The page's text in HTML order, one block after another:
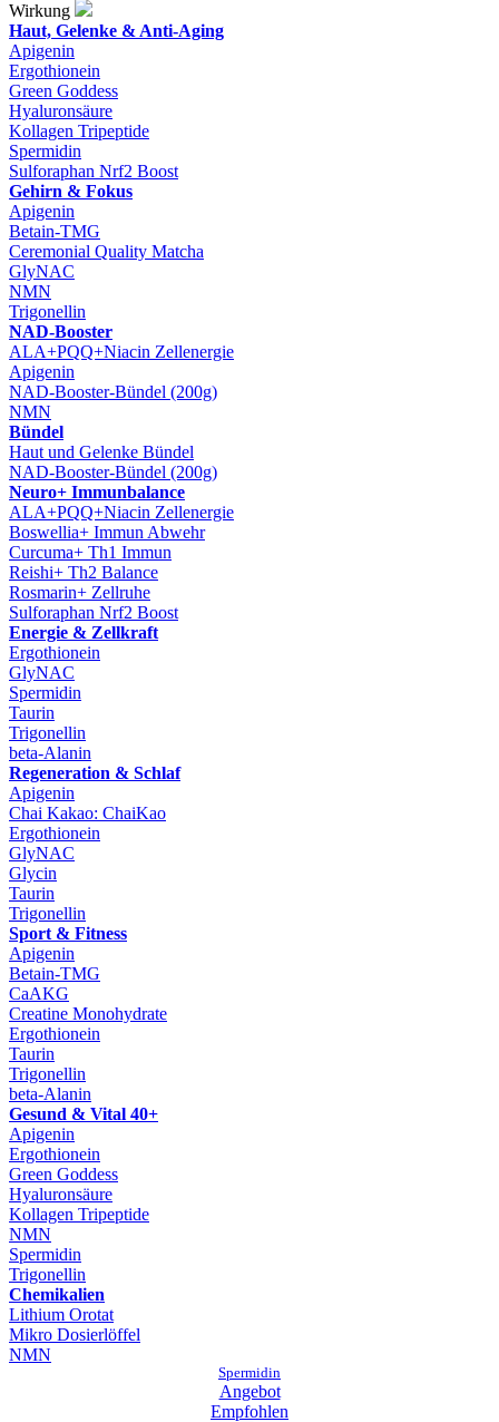
Wirkung
Haut, Gelenke & Anti-Aging
Apigenin
Ergothionein
Green Goddess
Hyaluronsäure
Kollagen Tripeptide
Spermidin
Sulforaphan Nrf2 Boost
Gehirn & Fokus
Apigenin
Betain-TMG
Ceremonial Quality Matcha
GlyNAC
NMN
Trigonellin
NAD-Booster
ALA+PQQ+Niacin Zellenergie
Apigenin
NAD-Booster-Bündel (200g)
NMN
Bündel
Haut und Gelenke Bündel
NAD-Booster-Bündel (200g)
Neuro+ Immunbalance
ALA+PQQ+Niacin Zellenergie
Boswellia+ Immun Abwehr
Curcuma+ Th1 Immun
Reishi+ Th2 Balance
Rosmarin+ Zellruhe
Sulforaphan Nrf2 Boost
Energie & Zellkraft
Ergothionein
GlyNAC
Spermidin
Taurin
Trigonellin
beta-Alanin
Regeneration & Schlaf
Apigenin
Chai Kakao: ChaiKao
Ergothionein
GlyNAC
Glycin
Taurin
Trigonellin
Sport & Fitness
Apigenin
Betain-TMG
CaAKG
Creatine Monohydrate
Ergothionein
Taurin
Trigonellin
beta-Alanin
Gesund & Vital 40+
Apigenin
Ergothionein
Green Goddess
Hyaluronsäure
Kollagen Tripeptide
NMN
Spermidin
Trigonellin
Chemikalien
Lithium Orotat
Mikro Dosierlöffel
NMN
Spermidin
Angebot
Empfohlen